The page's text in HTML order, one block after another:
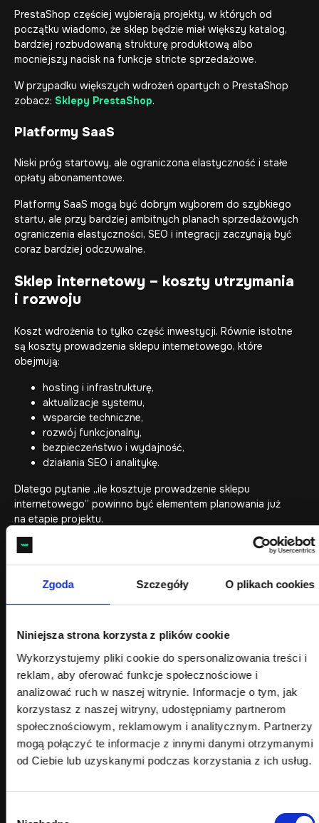
Zgoda Szczegóły O plikach cookies
Niniejsza strona korzysta z plików cookie
Wykorzystujemy pliki cookie do spersonalizowania treści i
reklam, aby oferować funkcje społecznościowe i
analizować ruch w naszej witrynie. Informacje o tym, jak
korzystasz z naszej witryny, udostępniamy partnerom
społecznościowym, reklamowym i analitycznym. Partnerzy
mogą połączyć te informacje z innymi danymi otrzymanymi
od Ciebie lub uzyskanymi podczas korzystania z ich usług.
PrestaShop częściej wybierają projekty, w których od
początku wiadomo, że sklep będzie miał większy katalog,
bardziej rozbudowaną strukturę produktową albo
mocniejszy nacisk na funkcje stricte sprzedażowe.
W przypadku większych wdrożeń opartych o PrestaShop
zobacz: Sklepy PrestaShop.
Platformy SaaS
Niski próg startowy, ale ograniczona elastyczność i stałe
opłaty abonamentowe.
Platformy SaaS mogą być dobrym wyborem do szybkiego
startu, ale przy bardziej ambitnych planach sprzedażowych
ograniczenia elastyczności, SEO i integracji zaczynają być
coraz bardziej odczuwalne.
Sklep internetowy – koszty utrzymania
i rozwoju
Koszt wdrożenia to tylko część inwestycji. Równie istotne
są koszty prowadzenia sklepu internetowego, które
obejmują:
hosting i infrastrukturę,
aktualizacje systemu,
wsparcie techniczne,
rozwój funkcjonalny,
bezpieczeństwo i wydajność,
działania SEO i analitykę.
Dlatego pytanie „ile kosztuje prowadzenie sklepu
internetowego” powinno być elementem planowania już
na etapie projektu.
Warto podkreślić, że utrzymanie sklepu nie jest opcjonalnym
wzrostu. W praktyce koszty po wdrożeniu wynikają nie
z samego faktu używania platformy, ale z tego,
monitoringu,
backupów,
optymalizacji wydajności,
wsparcia technicznego,
oraz reagowania na potrzeby biznesu i klientów.
To właśnie dlatego dobrze zaplanowany budżet e-
commerce powinien obejmować nie tylko wdrożenie, ale cały
zobacz:Wsparcie techniczne WooCommerce . Warto